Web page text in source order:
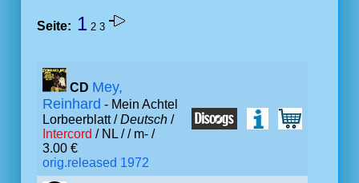
Seite: 1 2 3
CD Mey,
Reinhard - Mein Achtel
Lorbeerblatt /Deutsch /
Intercord / NL // m- /
3.00 €
orig.released 1972